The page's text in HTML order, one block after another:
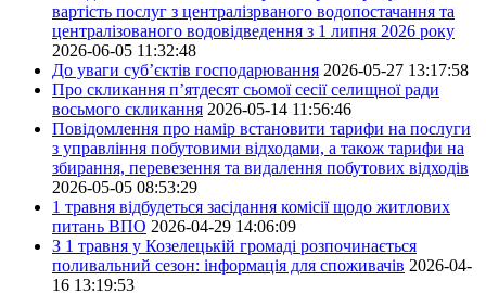
вартість послуг з централізрваного водопостачання та
централізованого водовідведення з 1 липня 2026 року
2026-06-05 11:32:48
До уваги суб’єктів господарювання 2026-05-27 13:17:58
Про скликання п’ятдесят сьомої сесії селищної ради
восьмого скликання 2026-05-14 11:56:46
Повідомлення про намір встановити тарифи на послуги
з управління побутовими відходами, а також тарифи на
збирання, перевезення та видалення побутових відходів
2026-05-05 08:53:29
1 травня відбудеться засідання комісії щодо житлових
питань ВПО 2026-04-29 14:06:09
З 1 травня у Козелецькій громаді розпочинається
поливальний сезон: інформація для споживачів 2026-04-
16 13:19:53